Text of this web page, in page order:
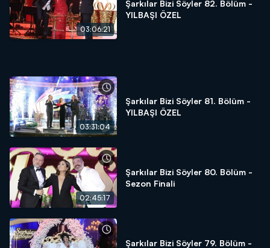
unutulmayacak performanslarla Şarkılar Bizi Söyler stüdyosunda
müzik ziyafeti yaşandı.
Şarkılar Bizi Söyler 59. bölümü ile 26 Kasım Cumartesi
03:06:21
Şarkılar Bizi Söyler 82. Bölüm -
YILBAŞI ÖZEL
03:31:04
Şarkılar Bizi Söyler 81. Bölüm -
YILBAŞI ÖZEL
02:45:17
Şarkılar Bizi Söyler 80. Bölüm -
Sezon Finali
Şarkılar Bizi Söyler 79. Bölüm -